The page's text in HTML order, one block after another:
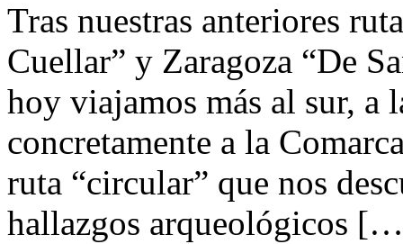
Tras nuestras anteriores
Cuellar” y Zaragoza “De
hoy viajamos más al sur, a
concretamente a la
ruta “circular” que nos
hallazgos arqueológicos